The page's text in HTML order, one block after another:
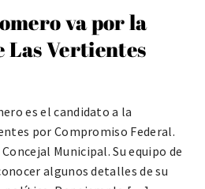
va por la
Las Vertientes
es el candidato a la
por Compromiso Federal.
Municipal. Su equipo de
algunos detalles de su